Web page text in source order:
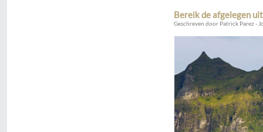
Bereik de afgelegen
Geschreven door Patrick Parez -